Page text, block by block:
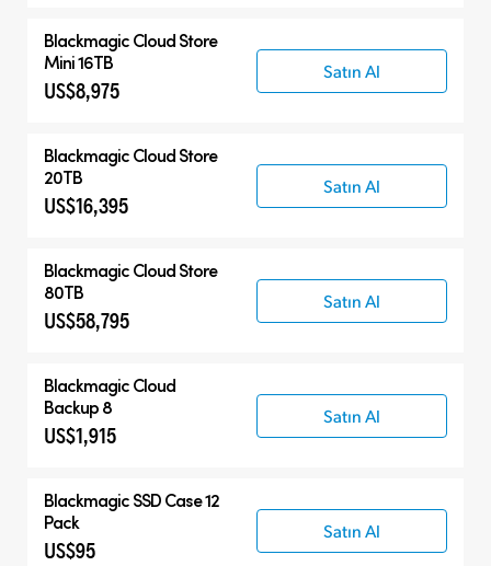
Blackmagic Cloud Store
Mini 16TB
US$8,975
Satın Al
Blackmagic Cloud Store
20TB
US$16,395
Satın Al
Blackmagic Cloud Store
80TB
US$58,795
Satın Al
Blackmagic Cloud
Backup 8
US$1,915
Satın Al
Blackmagic SSD Case 12
Pack
US$95
Satın Al